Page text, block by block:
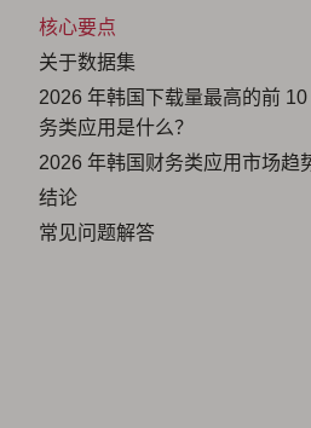
核心要点
关于数据集
2026 年韩国下载量最高的前
务类应用是什么？
2026 年韩国财务类应用市场趋
结论
常见问题解答